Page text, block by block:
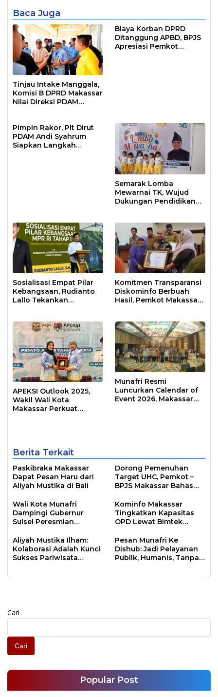
Baca Juga
Tinjau Intake Manggala,
Komisi B DPRD Makassar
Nilai Direksi PDAM
Biaya Korban DPRD
Ditanggung APBD, BPJS
Apresiasi Pemkot
Pimpin Rakor, Plt Dirut
PDAM Andi Syahrum
Siapkan Langkah
Semarak Lomba
Mewarnai TK, Wujud
Dukungan Pendidikan
Sosialisasi Empat Pilar
Kebangsaan, Rudianto
Lallo Tekankan
Komitmen Transparansi
Diskominfo Berbuah
Hasil, Pemkot Makassar
APEKSI Outlook 2025,
Wakil Wali Kota
Makassar Perkuat
Munafri Resmi
Luncurkan Calendar of
Event 2026, Makassar
Berita Terkait
Paskibraka Makassar
Dapat Pesan Haru dari
Aliyah Mustika di Bali
Dorong Pemenuhan
Target UHC, Pemkot –
BPJS Makassar Bahas
Wali Kota Munafri
Dampingi Gubernur
Sulsel Peresmian
Samalona
Kominfo Makassar
Tingkatkan Kapasitas
OPD Lewat Bimtek
Aliyah Mustika Ilham:
Kolaborasi Adalah Kunci
Sukses Pariwisata
Pesan Munafri Ke
Dishub: Jadi Pelayanan
Publik, Humanis, Tanpa
Cari
Cari
Popular Post